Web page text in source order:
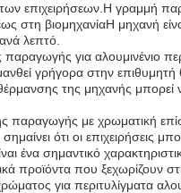
των επιχειρήσεων.Η γραμμή
στη βιομηχανίαΗ μηχανή
λεπτό.
για αλουμινένιο
γρήγορα στην
της μηχανής μπορεί
παραγωγής με χρωματική
ότι οι επιχειρήσεις
ένα σημαντικό
προϊόντα που ξεχωρίζουν
για περιτυλίγματα